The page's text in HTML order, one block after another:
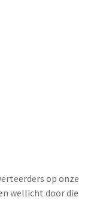
op onze
wellicht door die